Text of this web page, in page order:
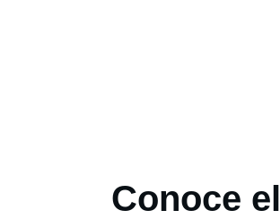
Conoce el